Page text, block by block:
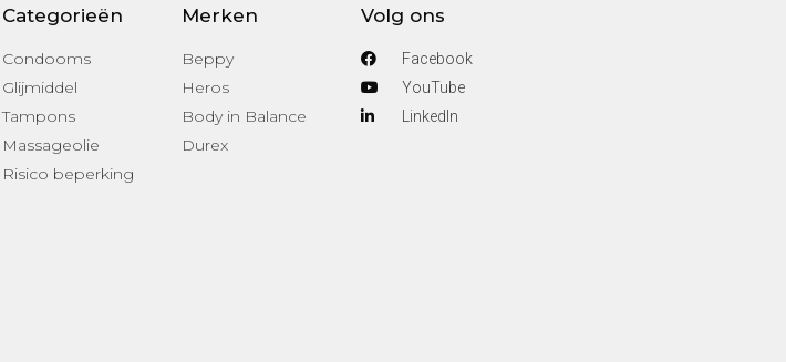
Categorieën
Condooms
Glijmiddel
Tampons
Massageolie
Risico beperking
Merken
Beppy
Heros
Body in Balance
Durex
Volg ons
Facebook
YouTube
Linkedln